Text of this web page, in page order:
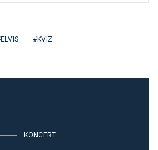
ELVIS KVÍZ
KONCERT